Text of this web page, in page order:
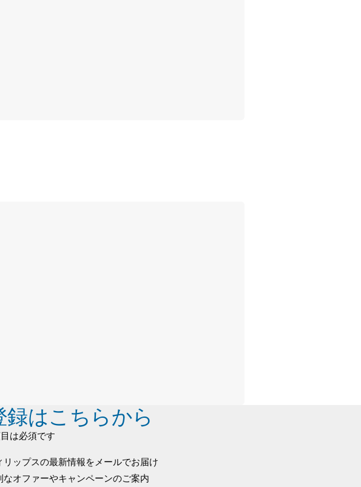
録はこちらから
は必須です
リップスの最新情報をメールでお届け
なオファーやキャンペーンのご案内